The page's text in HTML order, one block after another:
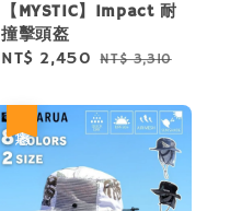
【MYSTIC】Impact 耐
撞擊頭盔
Sale
NT$ 2,450 Regular
NT$ 3,310